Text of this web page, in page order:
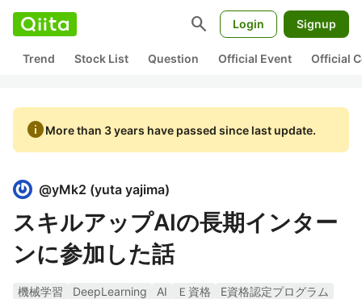
search Login Signup
Trend Stock List Question Official Event Official
infoMore than 3 years have passed since last update.
@yMk2 (yuta yajima)
スキルアップAIの長期インター
ンに参加した話
機械学習 DeepLearning AI Ｅ資格
E資格認定プログラム